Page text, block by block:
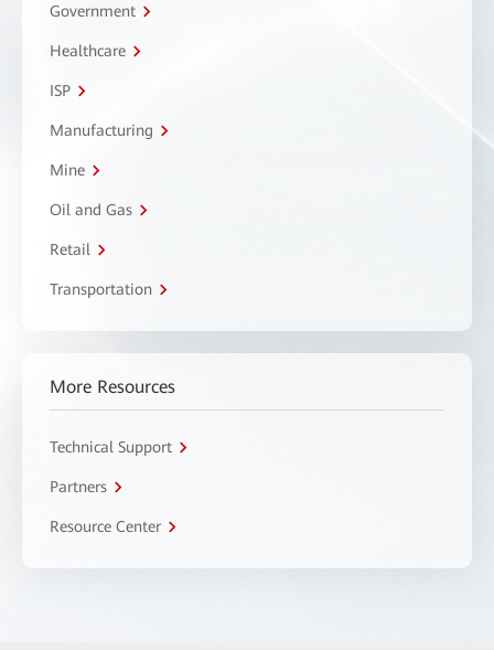
Government
Healthcare
ISP
Manufacturing
Mine
Oil and Gas
Retail
Transportation
More Resources
Technical Support
Partners
Resource Center